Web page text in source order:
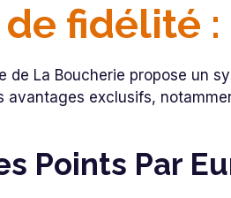
de fidélité
de La Boucherie propose un
avantages exclusifs,
Points Par